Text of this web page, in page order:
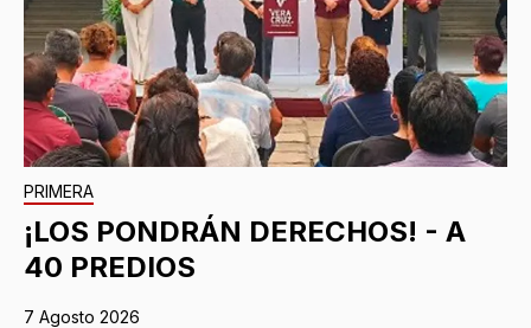
PRIMERA
¡LOS PONDRÁN DERECHOS! - A
40 PREDIOS
7 Agosto 2026